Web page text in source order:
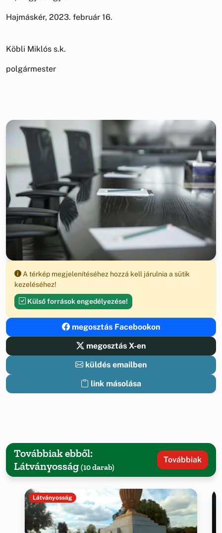
Hajmáskér, 2023. február 16.
Köbli Miklós s.k.
polgármester
A térkép megjelenítéséhez hozzá kell járulnia a sütik
kezeléséhez!
Külső források engedélyezése!
megosztás Facebookon
megosztás X-en
küldés emailben
link másolása
Továbbiak ebből:
Látványosság (10 darab)
Továbbiak
Látványosság